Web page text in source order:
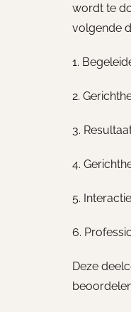
wordt te
volgende
1.
2.
3.
4.
5.
6.
Deze